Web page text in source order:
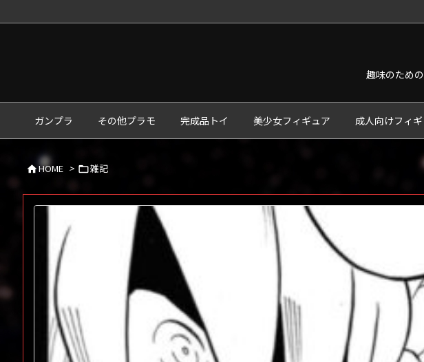
趣味のため
ガンプラ その他プラモ 完成品トイ 美少女フィギュア 成人向けフィ
HOME > 雑記